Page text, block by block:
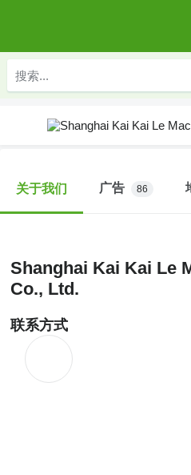
关于我们 广告 86
Shanghai Kai Kai Le
Co., Ltd.
联系方式